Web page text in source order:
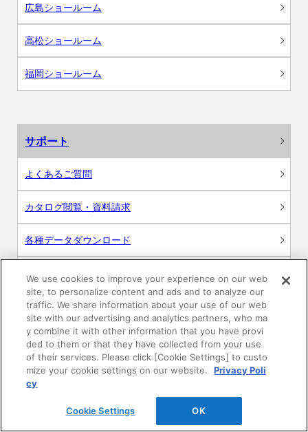
広島ショールーム
高松ショールーム
福岡ショールーム
サポート
よくあるご質問
カタログ閲覧・資料請求
各種データダウンロード
WEB見積・各種シミュレーション
交換用部品の購入
修理・点検
お問い合わせ
We use cookies to improve your experience on our web
site, to personalize content and ads and to analyze our
traffic. We share information about your use of our web
site with our advertising and analytics partners, who ma
y combine it with other information that you have provi
ded to them or that they have collected from your use
of their services. Please click [Cookie Settings] to custo
mize your cookie settings on our website.
Privacy Poli
cy
Cookie Settings OK